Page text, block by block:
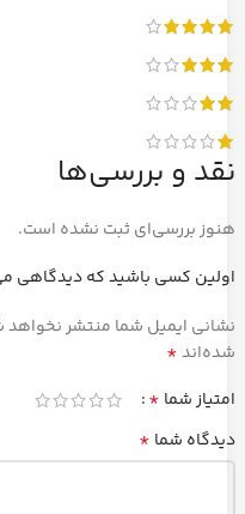
نقد و بررسی‌ها
هنوز بررسی‌ای ثبت نشده است.
اولین کسی باشید که دیدگاهی
نشانی ایمیل شما منتشر
شده‌اند*
امتیاز شما *
دیدگاه شما *